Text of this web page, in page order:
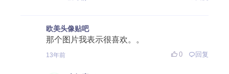
欧美头像贴吧
那个图片我表示很喜欢。。
13年前 0 回复